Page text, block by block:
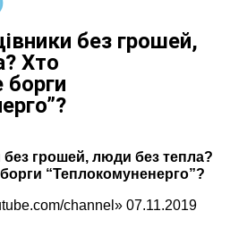
без грошей,
Хто
борги
грошей, люди без тепла?
“Теплокомуненерго”?
channel» 07.11.2019